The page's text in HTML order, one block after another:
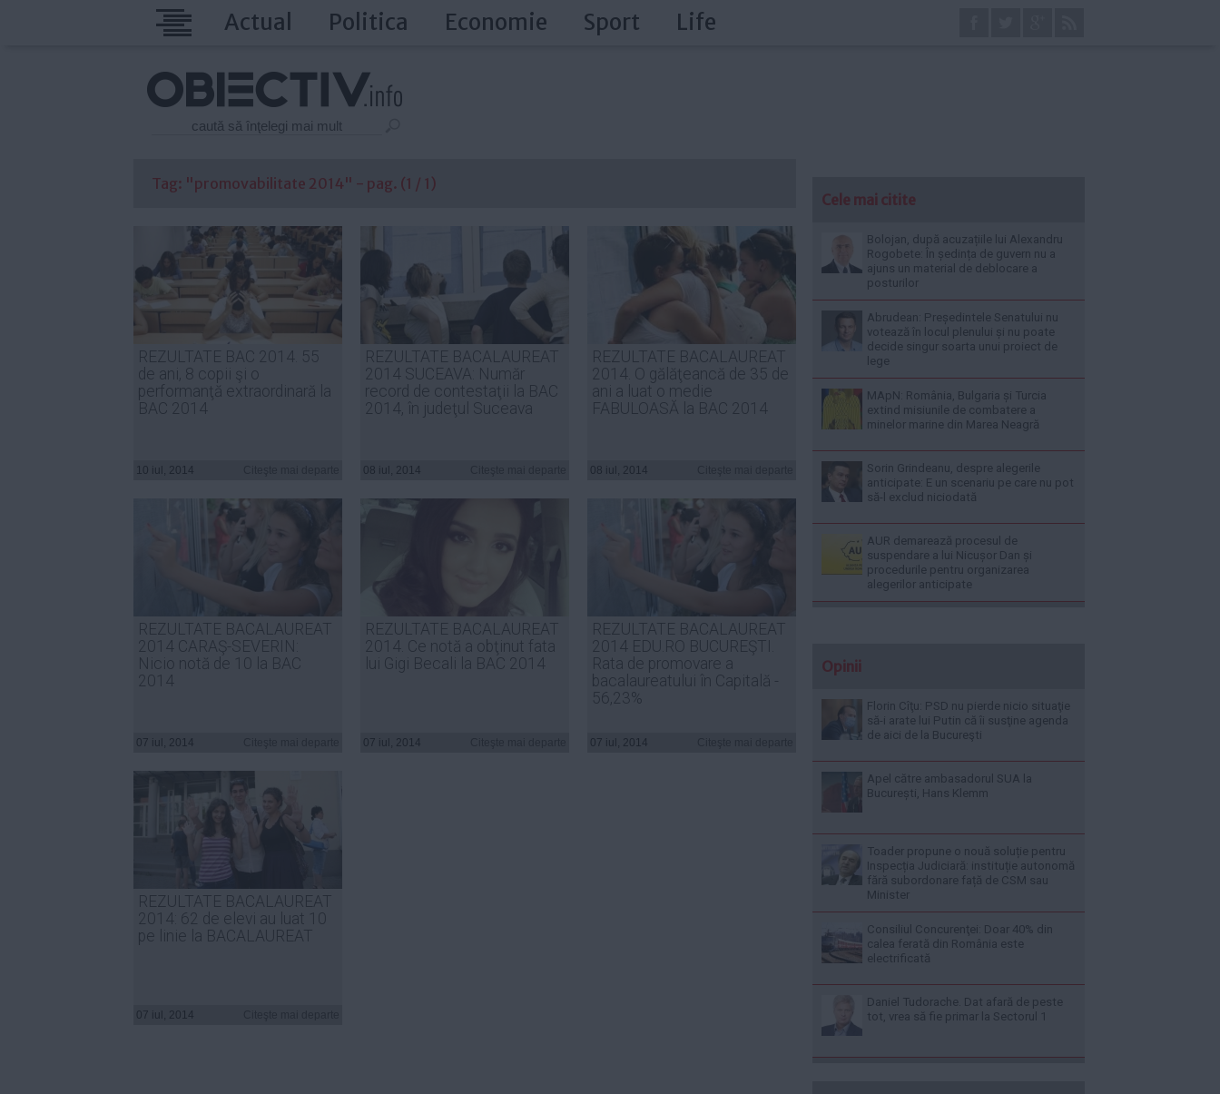
Actual Politica Economie Sport Life
Tag: "promovabilitate 2014" - pag. (1 / 1)
REZULTATE BAC 2014. 55
de ani, 8 copii şi o
performanţă extraordinară la
BAC 2014
10 iul, 2014
REZULTATE BACALAUREAT
2014 SUCEAVA: Număr
record de contestaţii la BAC
2014, în judeţul Suceava
08 iul, 2014
REZULTATE BACALAUREAT
2014. O gălăţeancă de 35 de
ani a luat o medie
FABULOASĂ la BAC 2014
08 iul, 2014
REZULTATE BACALAUREAT
2014 CARAŞ-SEVERIN:
Nicio notă de 10 la BAC
2014
07 iul, 2014
REZULTATE BACALAUREAT
2014. Ce notă a obţinut fata
lui Gigi Becali la BAC 2014
07 iul, 2014
REZULTATE BACALAUREAT
2014 EDU.RO BUCUREŞTI.
Rata de promovare a
bacalaureatului în Capitală -
56,23%
07 iul, 2014
REZULTATE BACALAUREAT
2014: 62 de elevi au luat 10
pe linie la BACALAUREAT
07 iul, 2014
Cele mai citite
Bolojan, după acuzațiile lui Alexandru
Rogobete: În ședința de guvern nu a
ajuns un material de deblocare a
posturilor
Abrudean: Președintele Senatului nu
votează în locul plenului și nu poate
decide singur soarta unui proiect de
lege
MApN: România, Bulgaria și Turcia
extind misiunile de combatere a
minelor marine din Marea Neagră
Sorin Grindeanu, despre alegerile
anticipate: E un scenariu pe care nu pot
să-l exclud niciodată
AUR demarează procesul de
suspendare a lui Nicușor Dan și
procedurile pentru organizarea
alegerilor anticipate
Opinii
Florin Cîţu: PSD nu pierde nicio situaţie
să-i arate lui Putin că îi susţine agenda
de aici de la Bucureşti
Apel către ambasadorul SUA la
București, Hans Klemm
Toader propune o nouă soluție pentru
Inspecția Judiciară: instituție autonomă
fără subordonare față de CSM sau
Minister
Consiliul Concurenţei: Doar 40% din
calea ferată din România este
electrificată
Daniel Tudorache. Dat afară de peste
tot, vrea să fie primar la Sectorul 1